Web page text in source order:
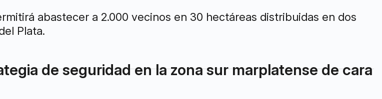
abastecer a 2.000 vecinos en 30 hectáreas distribuidas en dos
Plata.
de seguridad en la zona sur marplatense de cara